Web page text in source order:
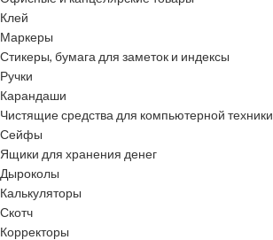
Клей
Маркеры
Стикеры, бумага для заметок и индексы
Ручки
Карандаши
Чистящие средства для компьютерной техники
Сейфы
Ящики для хранения денег
Дыроколы
Калькуляторы
Скотч
Корректоры